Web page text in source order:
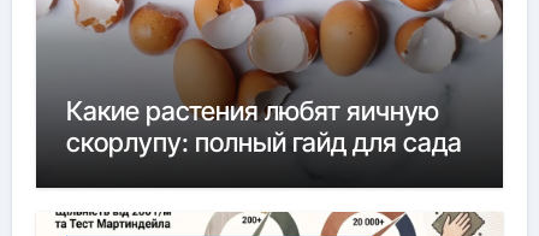
Какие растения любят яичную
скорлупу: полный гайд для сада